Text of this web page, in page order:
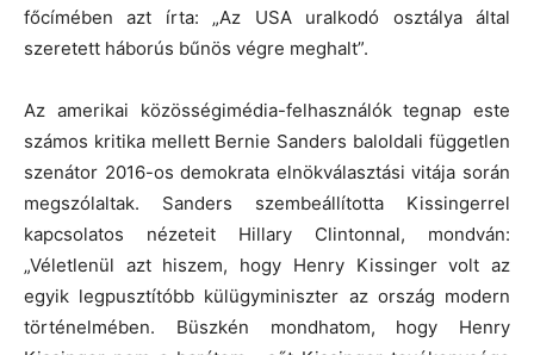
főcímében azt írta: „Az USA uralkodó osztálya által
szeretett háborús bűnös végre meghalt”.
Az amerikai közösségimédia-felhasználók tegnap este
számos kritika mellett Bernie Sanders baloldali független
szenátor 2016-os demokrata elnökválasztási vitája során
megszólaltak. Sanders szembeállította Kissingerrel
kapcsolatos nézeteit Hillary Clintonnal, mondván:
„Véletlenül azt hiszem, hogy Henry Kissinger volt az
egyik legpusztítóbb külügyminiszter az ország modern
történelmében. Büszkén mondhatom, hogy Henry